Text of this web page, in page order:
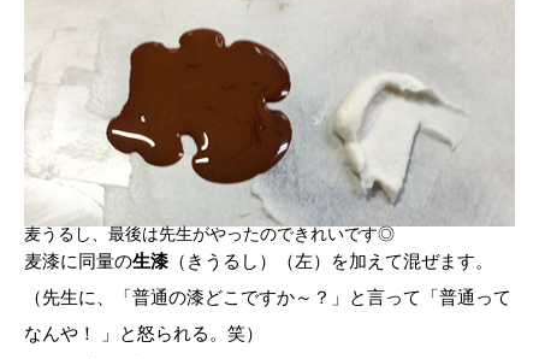
麦うるし、最後は先生がやったのできれいです◎
麦漆に同量の生漆 （きうるし）（左）を加えて混ぜます。
（先生に、「普通の漆どこですか～？」と言って「普通って
なんや！ 」と怒られる。笑）